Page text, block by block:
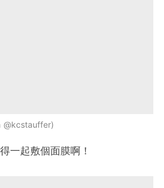
@kcstauffer
一起敷個面膜啊！